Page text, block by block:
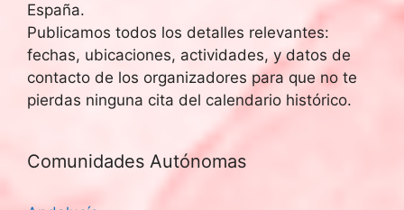
España.
Publicamos todos los detalles relevantes:
fechas, ubicaciones, actividades, y datos de
contacto de los organizadores para que no te
pierdas ninguna cita del calendario histórico.
Comunidades Autónomas